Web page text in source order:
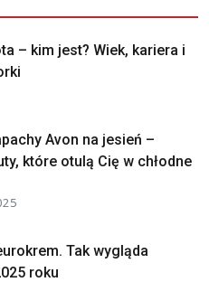
– kim jest? Wiek, kariera i
Avon na jesień –
które otulą Cię w chłodne
Tak wygląda
roku